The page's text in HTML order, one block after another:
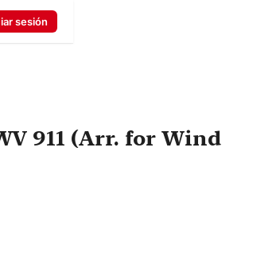
sesión
911 (Arr. for Wind